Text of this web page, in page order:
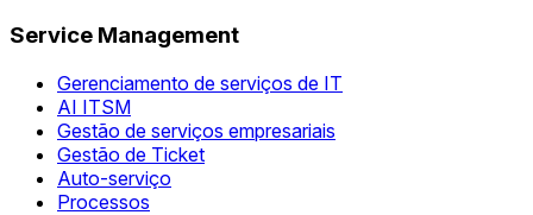
Service Management
Gerenciamento de serviços de IT
AI ITSM
Gestão de serviços empresariais
Gestão de Ticket
Auto-serviço
Processos